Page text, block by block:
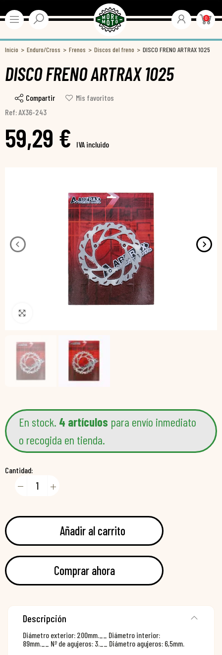
0
Inicio Enduro/Cross Frenos Discos del freno DISCO FRENO ARTRAX 1025
DISCO FRENO ARTRAX 1025
Compartir
Mis favoritos
Ref: AX36-243
59,29 € IVA incluido
En stock. 4 artículos para envío inmediato
o recogida en tienda.
Cantidad:
Añadir al carrito
Comprar ahora
Descripción
Diámetro exterior: 200mm.__ Diámetro interior:
89mm.__ Nº de agujeros: 3.__ Diámetro agujeros: 6,5mm.